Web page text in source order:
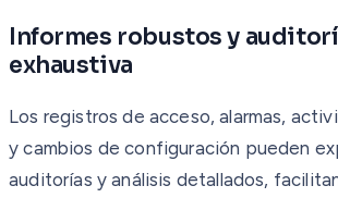
Informes robustos y
exhaustiva
Los registros de acceso, alarmas,
y cambios de configuración pueden
auditorías y análisis detallados,